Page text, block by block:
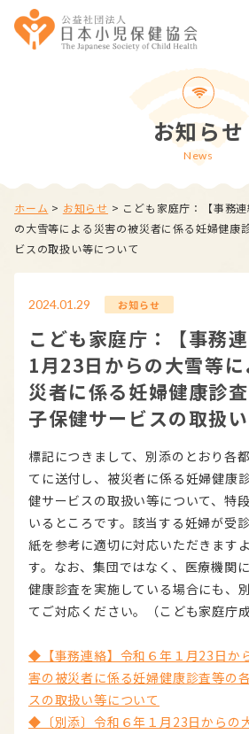
お知らせ
News
ホーム > お知らせ > こども家庭庁：【事務
の大雪等による災害の被災者に係る妊婦健康
ビスの取扱い等について
2024.01.29 お知らせ
こども家庭庁：【事務
1月23日からの大雪等
災者に係る妊婦健康診
子保健サービスの取扱
標記につきまして、別添のとおり各
てに送付し、被災者に係る妊婦健康
健サービスの取扱い等について、特
いるところです。該当する妊婦が受
紙を参考に適切に対応いただきます
す。なお、集団ではなく、医療機関
健康診査を実施している場合にも、
てご対応ください。（こども家庭庁
◆【事務連絡】令和６年１月23日か
害の被災者に係る妊婦健康診査等の
スの取扱い等について
◆〔別添〕令和６年１月23日からの